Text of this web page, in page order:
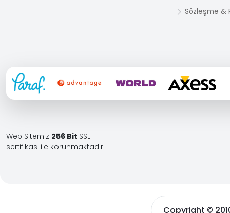
Sözleşme &
Web Sitemiz 256 Bit SSL
sertifikası ile korunmaktadır.
Copyright ©